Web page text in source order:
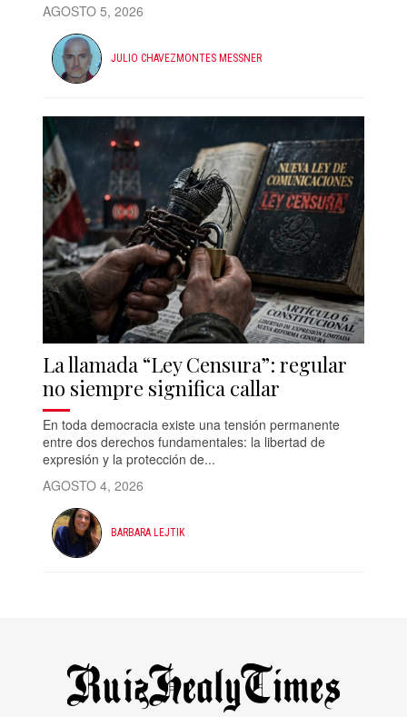
AGOSTO 5, 2026
JULIO CHAVEZMONTES MESSNER
La llamada “Ley Censura”: regular
no siempre significa callar
En toda democracia existe una tensión permanente
entre dos derechos fundamentales: la libertad de
expresión y la protección de...
AGOSTO 4, 2026
BARBARA LEJTIK